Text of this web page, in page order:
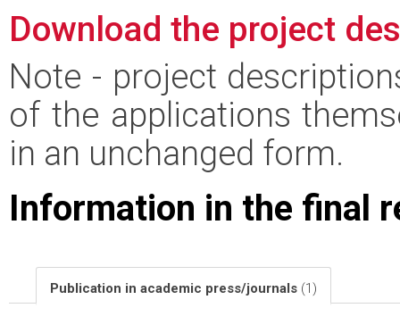
Download the project
Note - project
of the applications
in an unchanged form.
Information in the final
Publication in academic press/journals (1)